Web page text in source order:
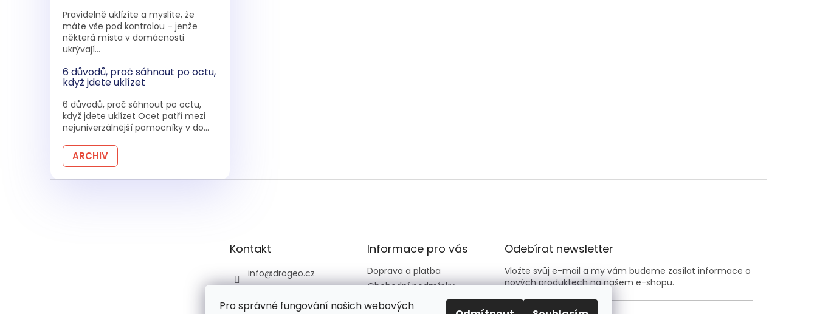
Pro správné fungování našich webových
Pravidelně uklízíte a myslíte, že
máte vše pod kontrolou – jenže
některá místa v domácnosti
ukrývají...
6 důvodů, proč sáhnout po octu,
když jdete uklízet
6 důvodů, proč sáhnout po octu,
když jdete uklízet Ocet patří mezi
nejuniverzálnější pomocníky v do...
ARCHIV
Kontakt
info@drogeo.cz
+420 607 058 258 (v
Informace pro vás
Doprava a platba
Obchodní podmínky
Kontakty
Odebírat newsletter
Vložte svůj e-mail a my vám budeme zasílat informace o
nových produktech na našem e-shopu.
E-mail